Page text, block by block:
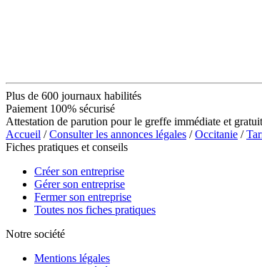
Plus de 600 journaux habilités
Paiement 100% sécurisé
Attestation de parution pour le greffe immédiate et
Accueil /Consulter les annonces légales /Occitanie /
Fiches pratiques et conseils
Créer son entreprise
Gérer son entreprise
Fermer son entreprise
Toutes nos fiches pratiques
Notre société
Mentions légales